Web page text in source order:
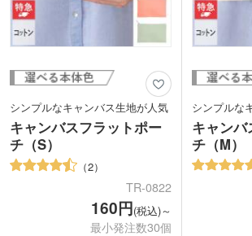
シンプルなキャンバス生地が人気
キャンバスフラットポー
チ（S）
2
TR-0822
160円(税込)～
最小発注数30個
シンプルな
キャン
チ（M）